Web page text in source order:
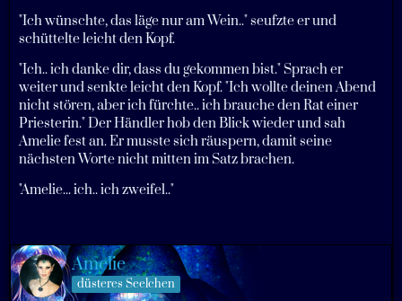
"Ich wünschte, das läge nur am Wein.." seufzte er und
schüttelte leicht den Kopf.
"Ich.. ich danke dir, dass du gekommen bist." Sprach er
weiter und senkte leicht den Kopf. "Ich wollte deinen Abend
nicht stören, aber ich fürchte.. ich brauche den Rat einer
Priesterin." Der Händler hob den Blick wieder und sah
Amelie fest an. Er musste sich räuspern, damit seine
nächsten Worte nicht mitten im Satz brachen.
"Amelie... ich.. ich zweifel.."
Amelie
düsteres Seelchen